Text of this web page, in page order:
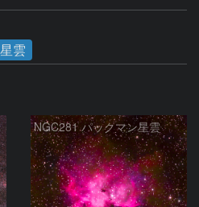
雲
NGC281 パックマン星雲